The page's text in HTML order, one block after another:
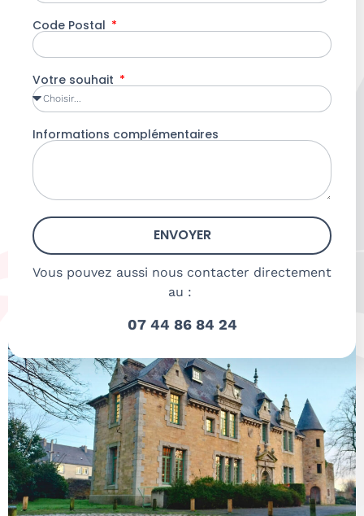
Code Postal
Votre souhait
Informations complémentaires
ENVOYER
Vous pouvez aussi nous contacter directement
au :
07 44 86 84 24